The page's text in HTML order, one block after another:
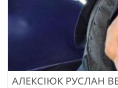
АЛЕКСІЮК РУСЛАН